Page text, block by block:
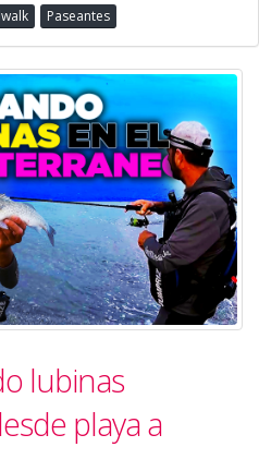
Paseantes
lubinas
playa a